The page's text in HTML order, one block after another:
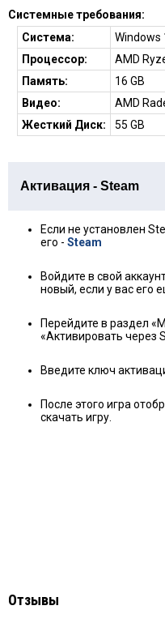
Системные требования:
Система:
Windows
Процессор:
AMD
Память:
16 GB
Видео:
AMD
Жесткий Диск:
55 GB
Активация - Steam
Если не установлен
его - Steam
Войдите в свой
новый, если у вас его
Перейдите в раздел
«Активировать через
Введите ключ
После этого игра
скачать игру.
Отзывы